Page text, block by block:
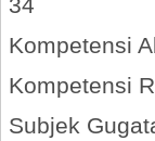
Kompetensi
Kompetensi
Subjek